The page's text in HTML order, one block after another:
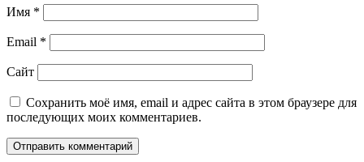
Имя *
Email *
Сайт
Сохранить моё имя, email и адрес сайта в этом браузере для
последующих моих комментариев.